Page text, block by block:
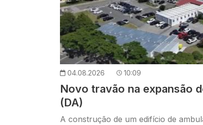
04.08.2026 10:09
Novo travão na expansão
(DA)
A construção de um edifício de